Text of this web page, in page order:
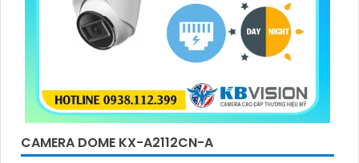
CAMERA DOME KX-A2112CN-A